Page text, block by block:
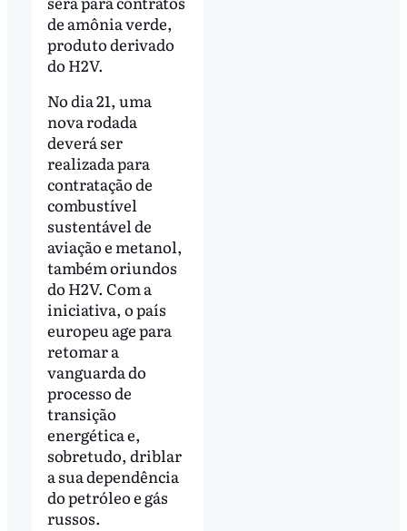
de amônia verde,
produto derivado
do H2V.
No dia 21, uma
nova rodada
deverá ser
realizada para
contratação de
combustível
sustentável de
aviação e metanol,
também oriundos
do H2V. Com a
iniciativa, o país
europeu age para
retomar a
vanguarda do
processo de
transição
energética e,
sobretudo, driblar
a sua dependência
do petróleo e gás
russos.